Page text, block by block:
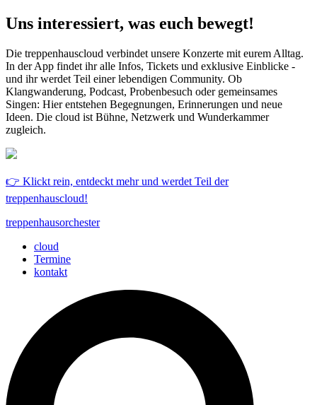
Uns interessiert, was euch bewegt!
Die treppenhauscloud verbindet unsere Konzerte mit eurem Alltag.
In der App findet ihr alle Infos, Tickets und exklusive Einblicke -
und ihr werdet Teil einer lebendigen Community. Ob
Klangwanderung, Podcast, Probenbesuch oder gemeinsames
Singen: Hier entstehen Begegnungen, Erinnerungen und neue
Ideen. Die cloud ist Bühne, Netzwerk und Wunderkammer
zugleich.
👉 Klickt rein, entdeckt mehr und werdet Teil der
treppenhauscloud!
treppenhausorchester
cloud
Termine
kontakt